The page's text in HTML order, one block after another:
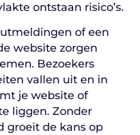
ontstaan risico’s.
of een
website zorgen
Bezoekers
vallen uit en in
je website of
liggen. Zonder
groeit de kans op